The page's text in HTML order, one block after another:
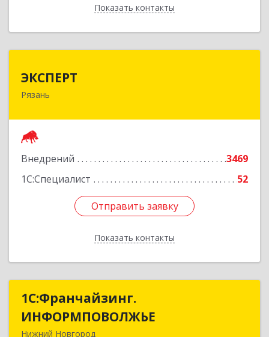
Показать контакты
Назад
ЭКСПЕРТ
Рязань
Внедрений
3469
1С:Специалист
52
Отправить заявку
Показать контакты
390000, Рязанская обл, Рязань г, Сенная ул, дом
Отправить заявку
Назад
1С:Франчайзинг.
ИНФОРМПОВОЛЖЬЕ
Нижний Новгород
1С:Франчайзинг.
ИНФОРМПОВОЛЖЬЕ